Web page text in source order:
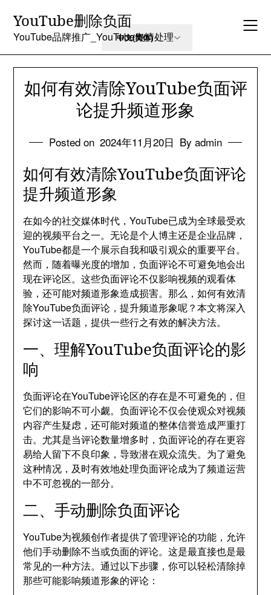
content
YouTube删除负面
YouTube品牌推广_YouTube舆情处理
如何有效清除YouTube负面评
论提升频道形象
Posted on 2024年11月20日 By admin
如何有效清除YouTube负面评论
提升频道形象
在如今的社交媒体时代，YouTube已成为全球最受欢
迎的视频平台之一。无论是个人博主还是企业品牌，
YouTube都是一个展示自我和吸引观众的重要平台。
然而，随着曝光度的增加，负面评论不可避免地会出
现在评论区。这些负面评论不仅影响视频的观看体
验，还可能对频道形象造成损害。那么，如何有效清
除YouTube负面评论，提升频道形象呢？本文将深入
探讨这一话题，提供一些行之有效的解决方法。
一、理解YouTube负面评论的影
响
负面评论在YouTube评论区的存在是不可避免的，但
它们的影响不可小觑。负面评论不仅会使观众对视频
内容产生疑虑，还可能对频道的整体信誉造成严重打
击。尤其是当评论数量增多时，负面评论的存在更容
易给人留下不良印象，导致潜在观众流失。为了避免
这种情况，及时有效地处理负面评论成为了频道运营
中不可忽视的一部分。
二、手动删除负面评论
YouTube为视频创作者提供了管理评论的功能，允许
他们手动删除不当或负面的评论。这是最直接也是最
常见的一种方法。通过以下步骤，你可以轻松清除掉
那些可能影响频道形象的评论：